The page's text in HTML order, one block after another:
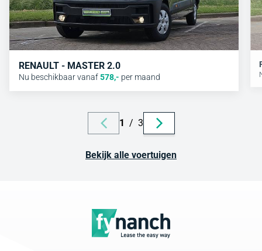
RENAULT - MASTER 2.0
Nu beschikbaar vanaf578,- per maand
1 / 3
Bekijk alle voertuigen